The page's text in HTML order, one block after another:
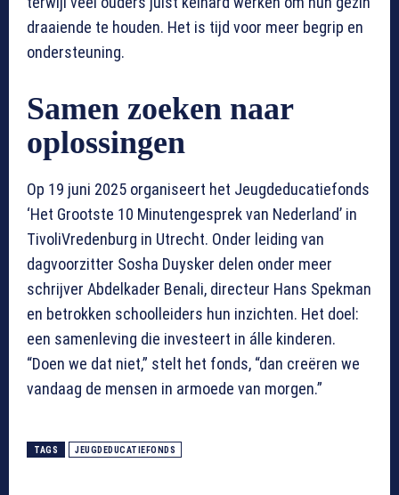
draaiende te houden. Het is tijd voor meer begrip en
ondersteuning.
Samen zoeken naar
oplossingen
Op 19 juni 2025 organiseert het Jeugdeducatiefonds
‘Het Grootste 10 Minutengesprek van Nederland’ in
TivoliVredenburg in Utrecht. Onder leiding van
dagvoorzitter Sosha Duysker delen onder meer
schrijver Abdelkader Benali, directeur Hans Spekman
en betrokken schoolleiders hun inzichten. Het doel:
een samenleving die investeert in álle kinderen.
“Doen we dat niet,” stelt het fonds, “dan creëren we
vandaag de mensen in armoede van morgen.”
TAGS JEUGDEDUCATIEFONDS